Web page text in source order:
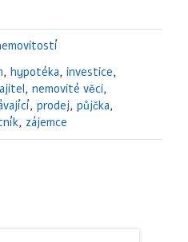
, hypotéka, investice,
, nemovité věci,
, prodej, půjčka,
, zájemce